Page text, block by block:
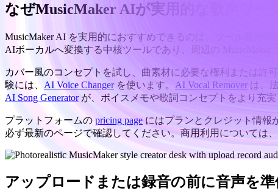
なぜMusicMaker AIが実用的な歌声ワー
MusicMaker AI を実用的におすすめできるのは、ツール群が
AIボーカルへ変換する中核ツールであり、周辺の
カバー風のコンセプトを試し、曲素材に必要な権利または許可
験には、 AI Voice Changerを使います。 AI Vocal Remover は、
AI Song Generatorが、ボイスメモや歌詞コンセプトをより充
プラットフォームの pricing page にはプランとクレジット情報
必ず最新のページで確認してください。商用利用については
アップロードまたは録音の前に音声を準